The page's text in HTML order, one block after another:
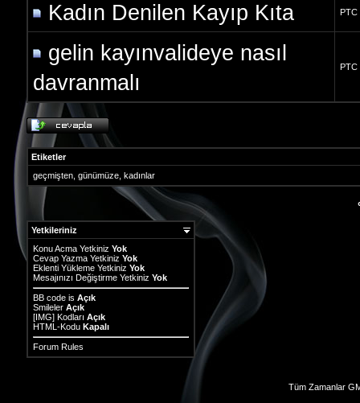
Kadın Denilen Kayıp Kıta PTC
gelin kayınvalideye nasıl
davranmalı
PTC
Etiketler
geçmişten günümüze kadınlar
Yetkileriniz
Konu Acma Yetkiniz Yok
Cevap Yazma Yetkiniz Yok
Eklenti Yükleme Yetkiniz Yok
Mesajınızı Değiştirme Yetkiniz Yok
BB code is Açık
Smileler Açık
[IMG] Kodları Açık
HTML-Kodu Kapalı
Forum Rules
Tüm Zamanlar